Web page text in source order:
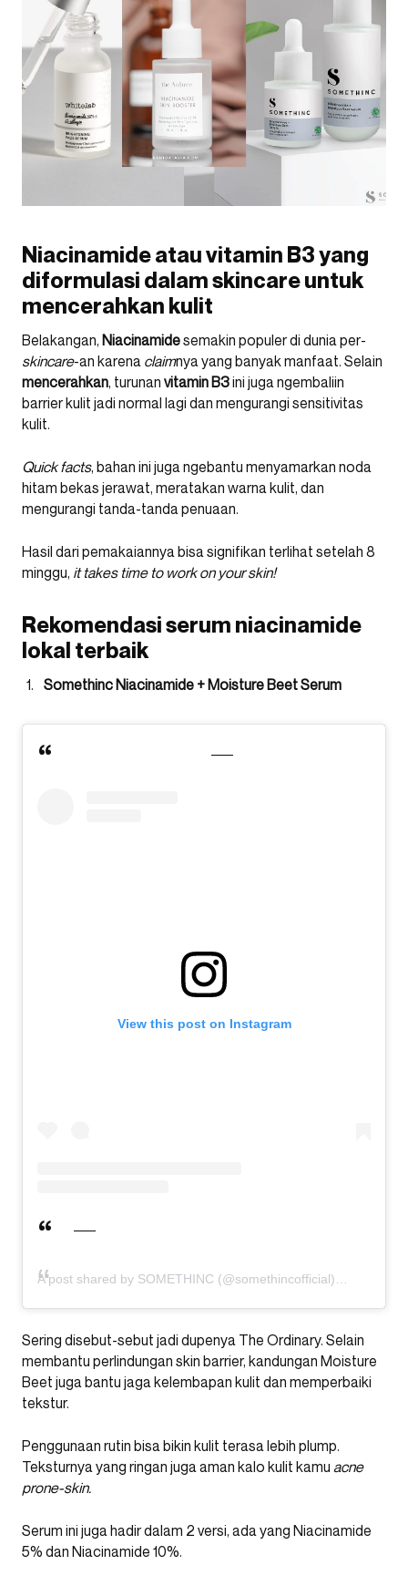
Niacinamide atau vitamin B3 yang
diformulasi dalam skincare untuk
mencerahkan kulit
Belakangan, Niacinamidesemakin populer di dunia per-
skincare-an karena claimnya yang banyak manfaat. Selain
mencerahkan, turunan vitamin B3ini juga ngembaliin
barrier kulit jadi normal lagi dan mengurangi sensitivitas
kulit.
Quick facts, bahan ini juga ngebantu menyamarkan noda
hitam bekas jerawat, meratakan warna kulit, dan
mengurangi tanda-tanda penuaan.
Hasil dari pemakaiannya bisa signifikan terlihat setelah 8
minggu, it takes time to work on your skin!
Rekomendasi serum niacinamide
lokal terbaik
Somethinc Niacinamide + Moisture Beet Serum
View this post on Instagram
A post shared by SOMETHINC (@somethincofficial)
Sering disebut-sebut jadi dupenya The Ordinary. Selain
membantu perlindungan skin barrier, kandungan Moisture
Beet juga bantu jaga kelembapan kulit dan memperbaiki
tekstur.
Penggunaan rutin bisa bikin kulit terasa lebih plump.
Teksturnya yang ringan juga aman kalo kulit kamu acne
prone-skin.
Serum ini juga hadir dalam 2 versi, ada yang Niacinamide
5% dan Niacinamide 10%.